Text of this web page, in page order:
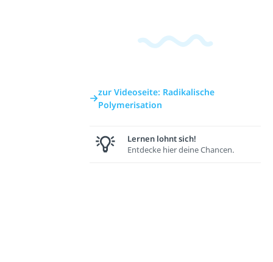
zur Videoseite: Radikalische
Polymerisation
Lernen lohnt sich!
Entdecke hier deine Chancen.